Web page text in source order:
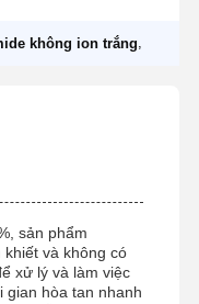
không ion trắng
sản phẩm
khiết và không có
xử lý và làm việc
gian hòa tan nhanh